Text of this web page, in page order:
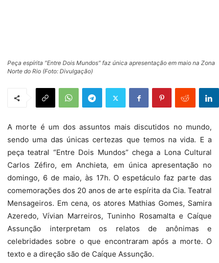
Peça espírita "Entre Dois Mundos" faz única apresentação em maio na Zona
Norte do Rio (Foto: Divulgação)
A morte é um dos assuntos mais discutidos no mundo,
sendo uma das únicas certezas que temos na vida. E a
peça teatral “Entre Dois Mundos” chega a Lona Cultural
Carlos Zéfiro, em Anchieta, em única apresentação no
domingo, 6 de maio, às 17h. O espetáculo faz parte das
comemorações dos 20 anos de arte espírita da Cia. Teatral
Mensageiros. Em cena, os atores Mathias Gomes, Samira
Azeredo, Vívian Marreiros, Tuninho Rosamalta e Caíque
Assunção interpretam os relatos de anônimas e
celebridades sobre o que encontraram após a morte. O
texto e a direção são de Caíque Assunção.